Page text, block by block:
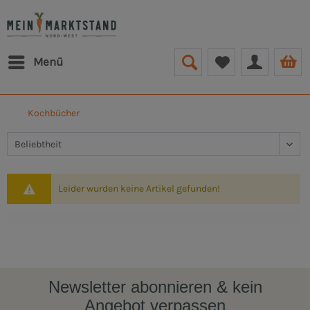
Menü
Kochbücher
Leider wurden keine Artikel gefunden!
Newsletter abonnieren & kein
Angebot verpassen